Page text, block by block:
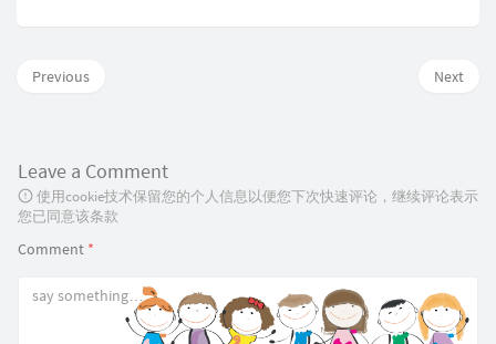
Next
Previous
Leave a Comment
使用cookie技术保留您的个人信息以便您下次快速评论，继续评论表示
您已同意该条款
Comment *